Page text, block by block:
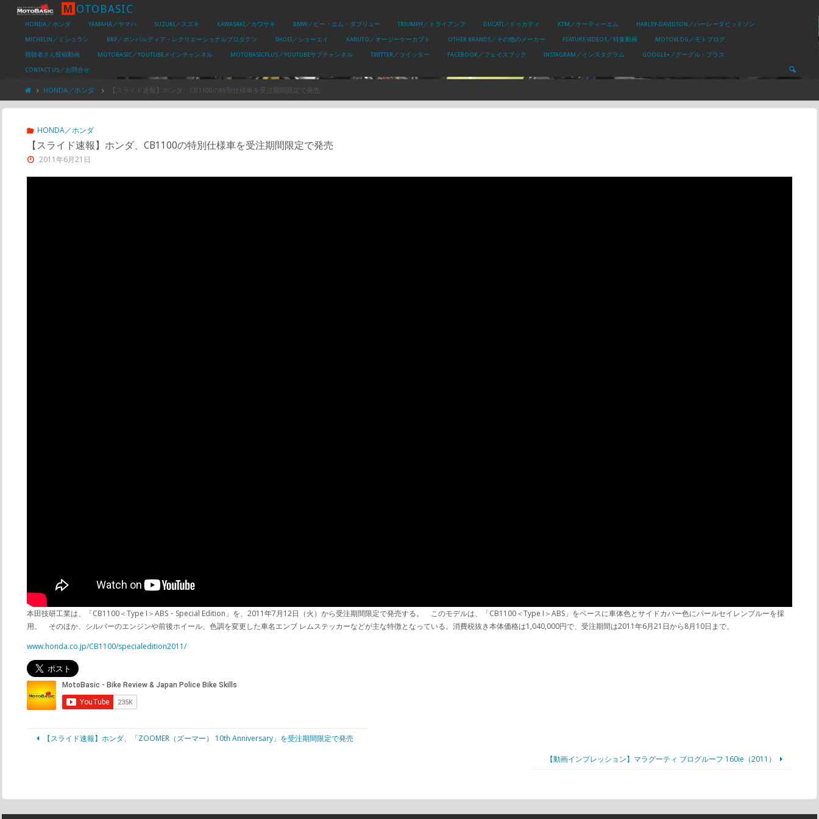
M OTOBASIC
HONDA／ホンダ YAMAHA／ヤマハ SUZUKI／スズキ KAWASAKI／カワサキ BMW／ビー・エム・ダブリュー TRIUMPH／トライアンフ DUCATI／ドゥカティ KTM／ケーティーエム HARLEY-DAVIDSON／ハーレーダビッドソン
MICHELIN／ミシュラン BRP／ボンバルディア・レクリエーショナルプロダクツ SHOEI／ショーエイ KABUTO／オージーケーカブト OTHER BRANDS／その他のメーカー FEATURE VIDEOS／特集動画 MOTOVLOG／モトブログ
視聴者さん投稿動画 MOTOBASIC／YOUTUBEメインチャンネル MOTOBASICPLUS／YOUTUBEサブチャンネル TWITTER／ツイッター FACEBOOK／フェイスブック INSTAGRAM／インスタグラム GOOGLE+／グーグル・プラス
CONTACT US／お問合せ
HONDA／ホンダ 【スライド速報】ホンダ、CB1100の特別仕様車を受注期間限定で発売
HONDA／ホンダ
【スライド速報】ホンダ、CB1100の特別仕様車を受注期間限定で発売
2011年6月21日
本田技研工業は、「CB1100＜Type I＞ABS・Special Edition」を、2011年7月12日（火）から受注期間限定で発売する。 このモデルは、「CB1100＜Type I＞ABS」をベースに車体色とサイドカバー色にパールセイレンブルーを採
用。 そのほか、シルバーのエンジンや前後ホイール、色調を変更した車名エンブ レムステッカーなどが主な特徴となっている。消費税抜き本体価格は1,040,000円で、受注期間は2011年6月21日から8月10日まで。
www.honda.co.jp/CB1100/specialedition2011/
【スライド速報】ホンダ、「ZOOMER（ズーマー） 10th Anniversary」を受注期間限定で発売
【動画インプレッション】マラグーティ ブログルーフ 160ie（2011）